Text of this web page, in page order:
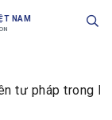
NAM
pháp trong lĩnh